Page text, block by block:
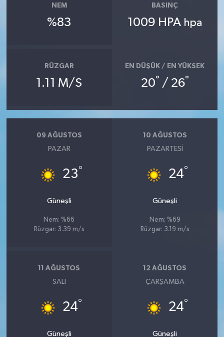
NEM
%83
BASINÇ
1009 HPA hpa
RÜZGAR
1.11 M/S
EN DÜŞÜK / EN YÜKSEK
20° / 26°
09 AĞUSTOS
PAZAR
23°
Güneşli
Nem: %66
Rüzgar: 3.39 m/s
10 AĞUSTOS
PAZARTESI
24°
Güneşli
Nem: %69
Rüzgar: 3.19 m/s
11 AĞUSTOS
SALI
24°
Güneşli
12 AĞUSTOS
ÇARŞAMBA
24°
Güneşli